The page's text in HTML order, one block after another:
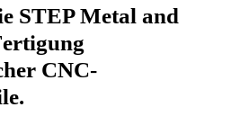
STEP Metal and
CNC-